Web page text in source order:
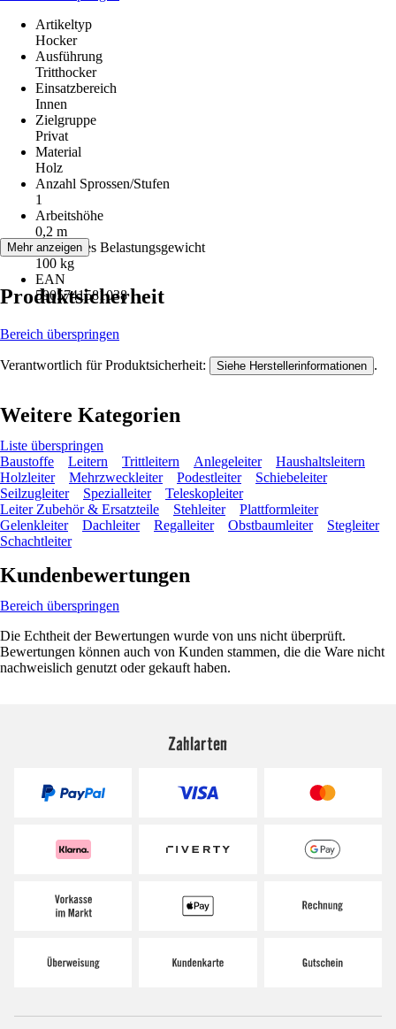
Artikeltyp
Hocker
Ausführung
Tritthocker
Einsatzbereich
Innen
Zielgruppe
Privat
Material
Holz
Anzahl Sprossen/Stufen
1
Arbeitshöhe
0,2 m
Maximales Belastungsgewicht
100 kg
EAN
5905741581038
Mehr anzeigen
Produktsicherheit
Bereich überspringen
Verantwortlich für Produktsicherheit: Siehe Herstellerinformationen .
Weitere Kategorien
Liste überspringen
Baustoffe
Leitern Trittleitern Anlegeleiter
Haushaltsleitern
Holzleiter
Mehrzweckleiter Podestleiter
Schiebeleiter
Seilzugleiter
Spezialleiter
Teleskopleiter
Leiter Zubehör & Ersatzteile
Stehleiter
Plattformleiter
Gelenkleiter
Dachleiter Regalleiter Obstbaumleiter
Stegleiter
Schachtleiter
Kundenbewertungen
Bereich überspringen
Die Echtheit der Bewertungen wurde von uns nicht überprüft.
Bewertungen können auch von Kunden stammen, die die Ware nicht
nachweislich genutzt oder gekauft haben.
Zahlarten